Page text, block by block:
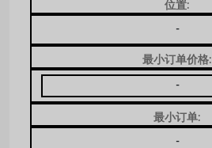
位置:
-
最小订单价格:
-
最小订单:
-